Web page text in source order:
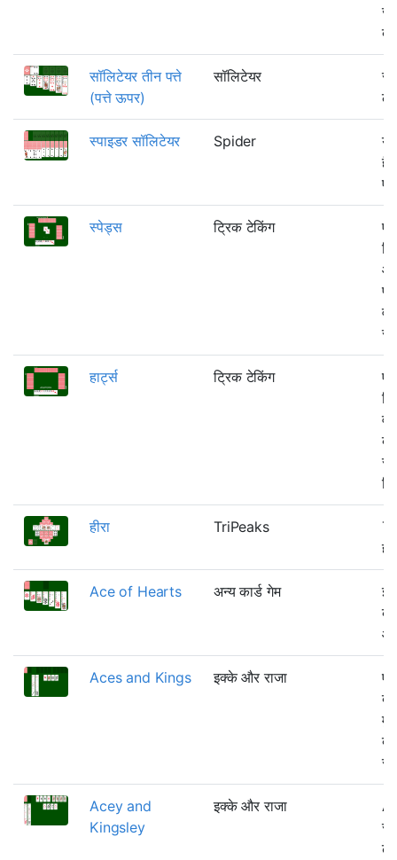
सॉलिटेयर तीन पत्ते
(पत्ते ऊपर)
सॉलिटेयर
स्पाइडर सॉलिटेयर Spider
स्पेड्स ट्रिक टेकिंग
हार्ट्स ट्रिक टेकिंग
हीरा TriPeaks
Ace of Hearts अन्य कार्ड गेम
Aces and Kings इक्के और राजा
Acey and
Kingsley
इक्के और राजा